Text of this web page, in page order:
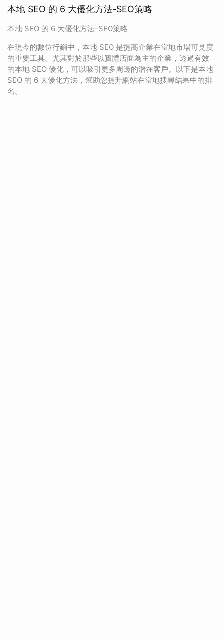
本地 SEO 的 6 大優化方法-SEO策略
本地 SEO 的 6 大優化方法-SEO策略
在現今的數位行銷中，本地 SEO 是提高企業在當地市場可見度
的重要工具。尤其對於那些以實體店面為主的企業，透過有效
的本地 SEO 優化，可以吸引更多周邊的潛在客戶。以下是本地
SEO 的 6 大優化方法，幫助您提升網站在當地搜尋結果中的排
名。